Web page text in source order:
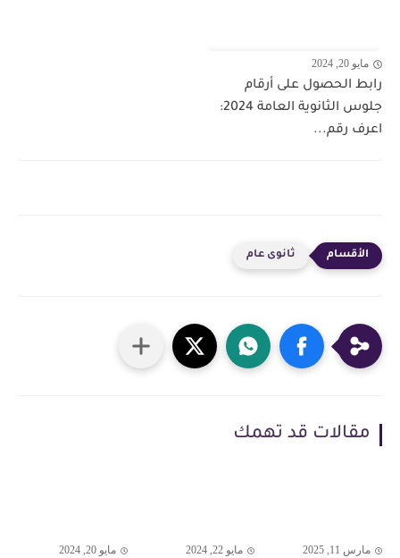
مايو 20, 2024
رابط الحصول على أرقام
جلوس الثانوية العامة 2024:
اعرف رقم...
ثانوى عام
مقالات قد تهمك
مارس 11, 2025 مايو 22, 2024 مايو 20, 2024